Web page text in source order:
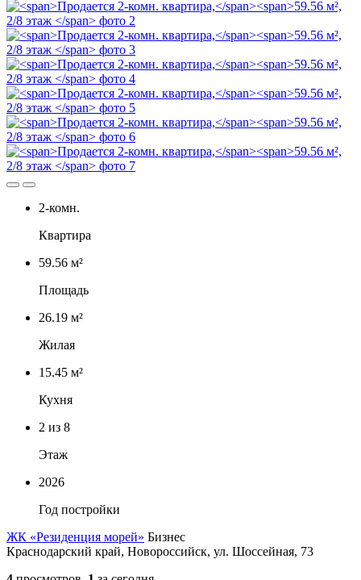
2-комн.
Квартира
59.56 м²
Площадь
26.19 м²
Жилая
15.45 м²
Кухня
2 из 8
Этаж
2026
Год постройки
ЖК «Резиденция морей» Бизнес
Краснодарский край, Новороссийск, ул. Шоссейная, 73